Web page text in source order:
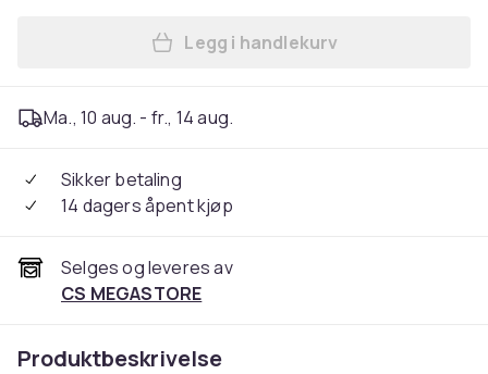
Legg Magnetisk NAGA
Legg i handlekurv
Ma., 10 aug. - fr., 14 aug.
Sikker betaling
14 dagers åpent kjøp
Selges og leveres av
CS MEGASTORE
Produktbeskrivelse